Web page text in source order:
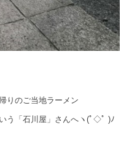
りのご当地ラーメン
う「石川屋」さんへヽ(ﾟ◇ﾟ )ﾉ